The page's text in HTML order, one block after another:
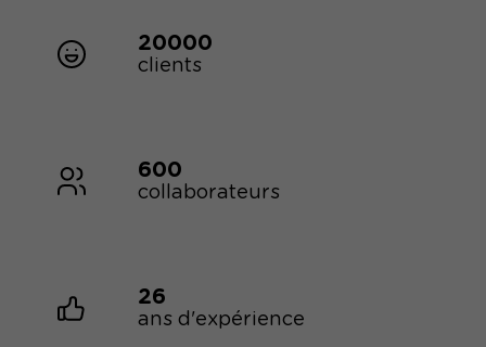
20000
clients
600
collaborateurs
26
ans d'expérience